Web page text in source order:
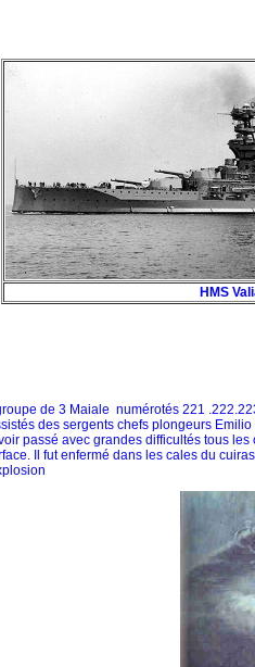
HMS
de 3 Maiale numérotés 221
des sergents chefs plongeurs
passé avec grandes difficultés tous
Il fut enfermé dans les cales du